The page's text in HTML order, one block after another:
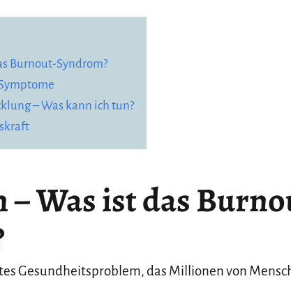
Burnout-Syndrom?
– Was kann ich tun?
Was ist das
Gesundheitsproblem, das Millionen von